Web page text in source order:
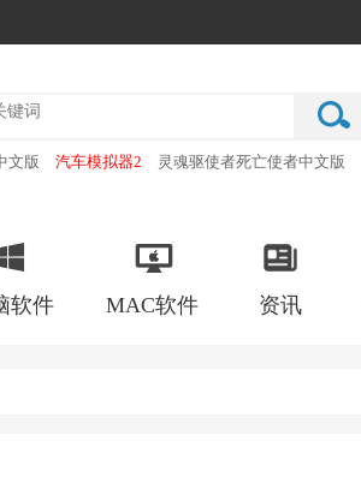
文版 汽车模拟器2
灵魂驱使者死亡使者中文版
软件 MAC软件 资讯